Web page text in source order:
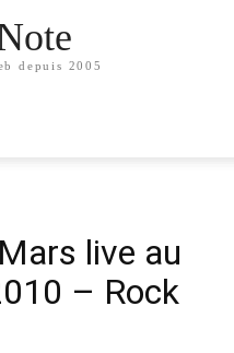
depuis 2005
live au
– Rock